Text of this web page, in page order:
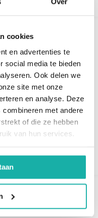
cookies
en advertenties te
social media te bieden
Ook delen we
site met onze
en analyse. Deze
met andere
of die ze hebben
van hun services.
van het
I-FABP
groot.
marker aan de
is om de diagnose te
zou leiden tot een
nieuw
daalden de I-
van het glutenvrije
Gliadine IgA + IgG
€ 67,-